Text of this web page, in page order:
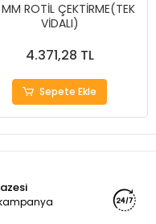
ROTİL ÇEKTİRME(TEK
VİDALI)
4.371,28 TL
Sepete Ekle